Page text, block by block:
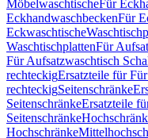
MöbelwaschtischeFür
EckhandwaschbeckenFür
Eckwaschtische
WaschtischplattenFür
Für Aufsatzwaschtisch
rechteckigErsatzteile für
rechteckigSeitenschränke
SeitenschränkeErsatzteile
Seitenschränke
Hochschränke